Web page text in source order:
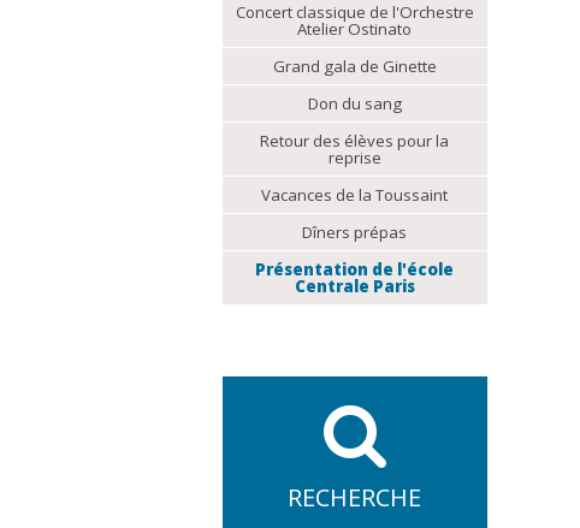
Concert classique de l'Orchestre
Atelier Ostinato
Grand gala de Ginette
Don du sang
Retour des élèves pour la
reprise
Vacances de la Toussaint
Dîners prépas
Présentation de l'école
Centrale Paris
RECHERCHE